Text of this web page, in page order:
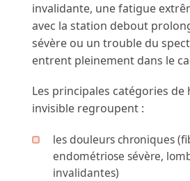
invalidante, une fatigue
avec la station debout
sévère ou un trouble du
entrent pleinement dans le
Les principales catégories de
invisible regroupent :
les douleurs chroniques
endométriose sévère,
invalidantes)